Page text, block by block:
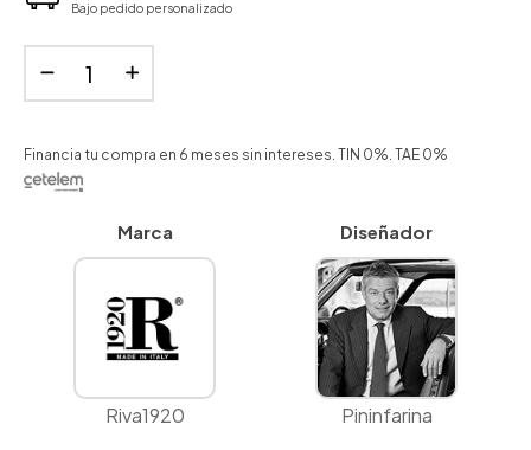
Bajo pedido personalizado
Financia tu compra en 6 meses sin intereses. TIN 0%. TAE 0%
Marca
Riva1920
Diseñador
Pininfarina